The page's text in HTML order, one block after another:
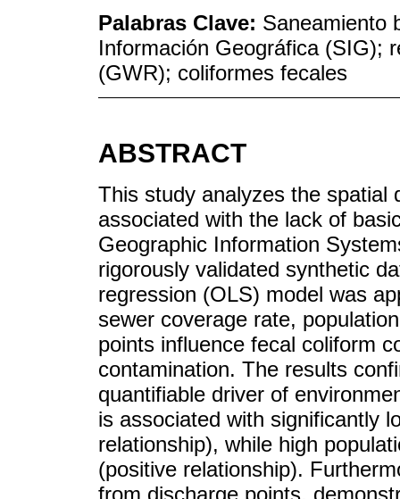
Palabras Clave: Saneamiento
Información Geográfica (SIG);
(GWR); coliformes fecales
ABSTRACT
This study analyzes the spatial
associated with the lack of
Geographic Information
rigorously validated synthetic
regression (OLS) model was
sewer coverage rate,
points influence fecal coliform
contamination. The results
quantifiable driver of
is associated with significantly
relationship), while high
(positive relationship).